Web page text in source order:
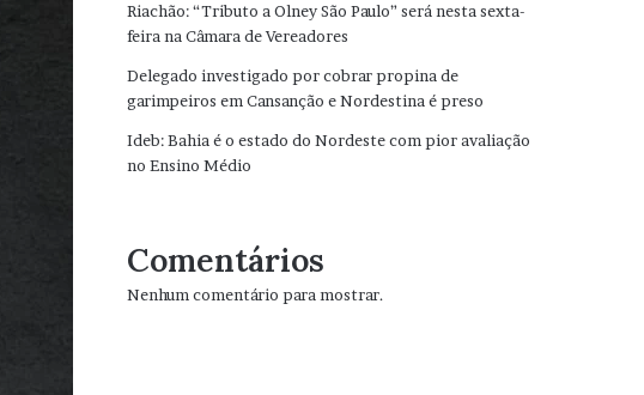
Riachão: “Tributo a Olney São Paulo” será nesta sexta-
feira na Câmara de Vereadores
Delegado investigado por cobrar propina de
garimpeiros em Cansanção e Nordestina é preso
Ideb: Bahia é o estado do Nordeste com pior avaliação
no Ensino Médio
Comentários
Nenhum comentário para mostrar.